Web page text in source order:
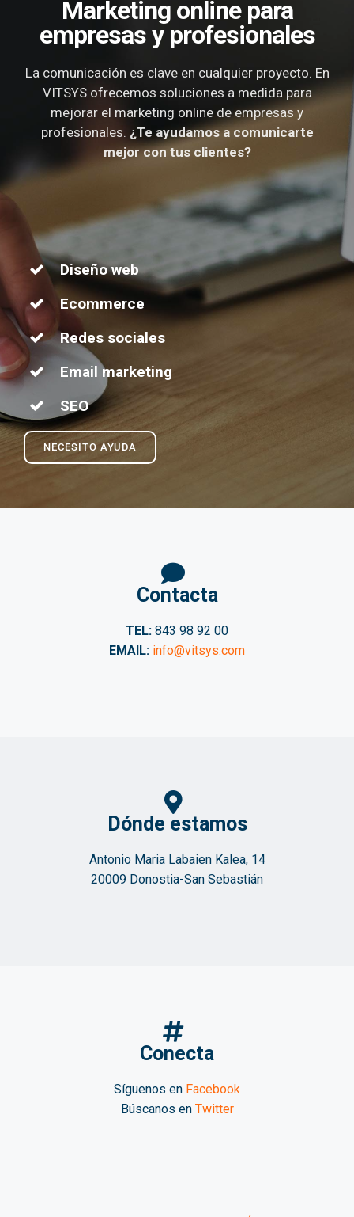
Marketing online para
empresas y profesionales
La comunicación es clave en cualquier proyecto. En
VITSYS ofrecemos soluciones a medida para
mejorar el marketing online de empresas y
profesionales. ¿Te ayudamos a comunicarte
mejor con tus clientes?
Diseño web
Ecommerce
Redes sociales
Email marketing
SEO
NECESITO AYUDA
Contacta
TEL: 843 98 92 00
EMAIL: info@vitsys.com
Dónde estamos
Antonio Maria Labaien Kalea, 14
20009 Donostia-San Sebastián
Conecta
Síguenos en Facebook
Búscanos en Twitter